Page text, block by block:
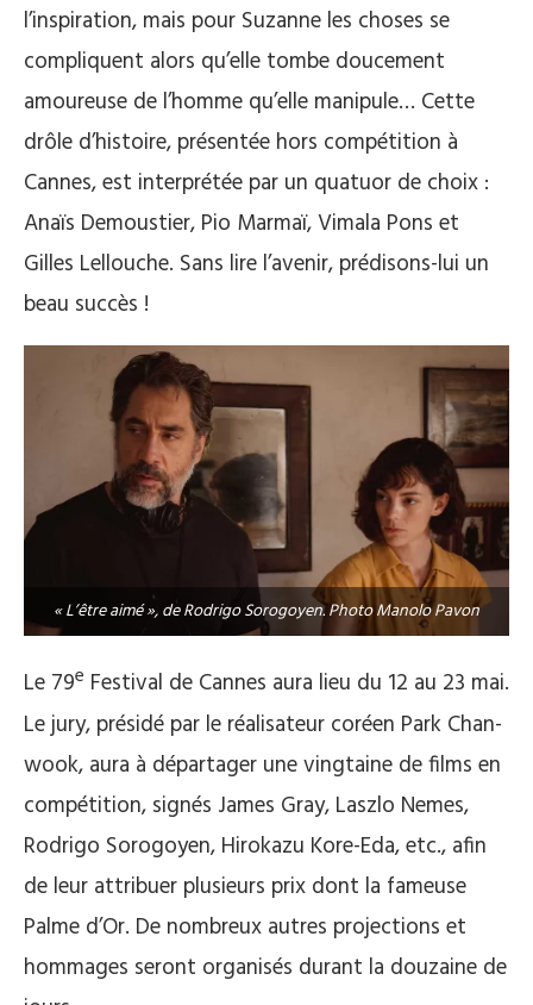
l’inspiration, mais pour Suzanne les choses se
compliquent alors qu’elle tombe doucement
amoureuse de l’homme qu’elle manipule… Cette
drôle d’histoire, présentée hors compétition à
Cannes, est interprétée par un quatuor de choix :
Anaïs Demoustier, Pio Marmaï, Vimala Pons et
Gilles Lellouche. Sans lire l’avenir, prédisons-lui un
beau succès !
« L’être aimé », de Rodrigo Sorogoyen. Photo Manolo Pavon
Le 79e Festival de Cannes aura lieu du 12 au 23 mai.
Le jury, présidé par le réalisateur coréen Park Chan-
wook, aura à départager une vingtaine de films en
compétition, signés James Gray, Laszlo Nemes,
Rodrigo Sorogoyen, Hirokazu Kore-Eda, etc., afin
de leur attribuer plusieurs prix dont la fameuse
Palme d’Or. De nombreux autres projections et
hommages seront organisés durant la douzaine de